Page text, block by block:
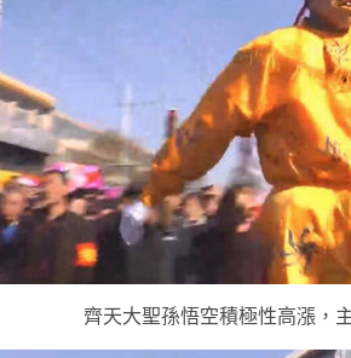
齊天大聖孫悟空積極性高漲，